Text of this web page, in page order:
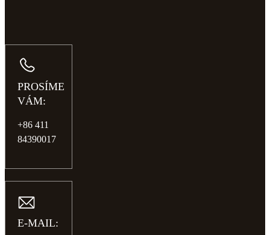
PROSÍME
VÁM:
+86 411
84390017
E-MAIL: